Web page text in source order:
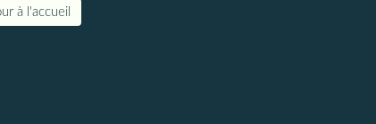
à l'accueil